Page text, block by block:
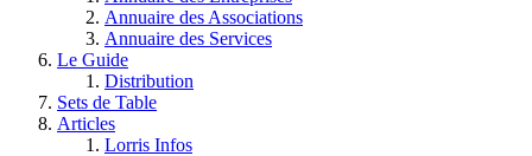
Annuaire des Associations
Annuaire des Services
Le Guide
Distribution
Sets de Table
Articles
Lorris Infos